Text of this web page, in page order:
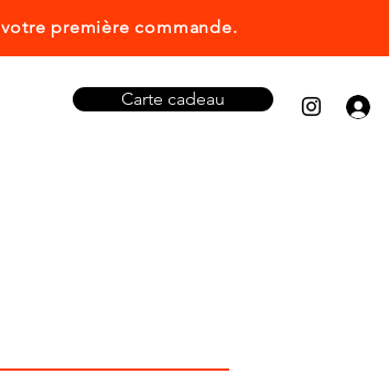
première commande.
Carte cadeau